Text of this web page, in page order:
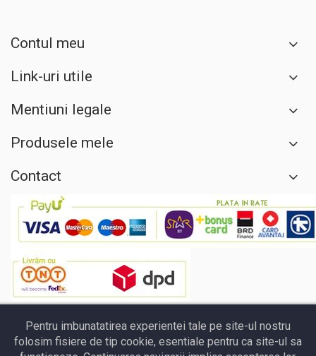
Contul meu
Link-uri utile
Mentiuni legale
Produsele mele
Contact
Pentru imbunatatirea experientei tale pe site-ul nostru
folosim fisiere de tip cookie, esentiale pentru ca site-ul sa